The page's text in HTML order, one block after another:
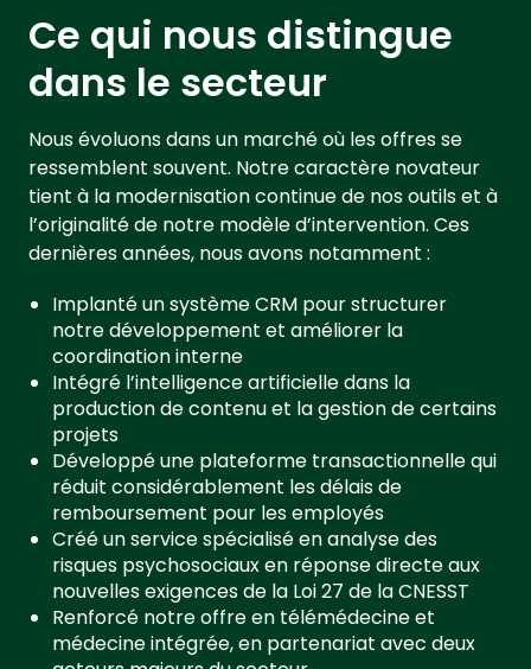
Ce qui nous distingue
dans le secteur
Nous évoluons dans un marché où les offres se
ressemblent souvent. Notre caractère novateur
tient à la modernisation continue de nos outils et à
l’originalité de notre modèle d’intervention. Ces
dernières années, nous avons notamment :
Implanté un système CRM pour structurer
notre développement et améliorer la
coordination interne
Intégré l’intelligence artificielle dans la
production de contenu et la gestion de certains
projets
Développé une plateforme transactionnelle qui
réduit considérablement les délais de
remboursement pour les employés
Créé un service spécialisé en analyse des
risques psychosociaux en réponse directe aux
nouvelles exigences de la Loi 27 de la CNESST
Renforcé notre offre en télémédecine et
médecine intégrée, en partenariat avec deux